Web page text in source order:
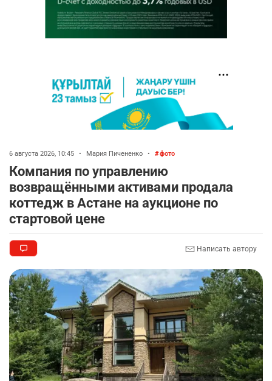
6 августа 2026, 10:45 • Мария Пичененко • фото
Компания по управлению
возвращёнными активами продала
коттедж в Астане на аукционе по
стартовой цене
Написать автору